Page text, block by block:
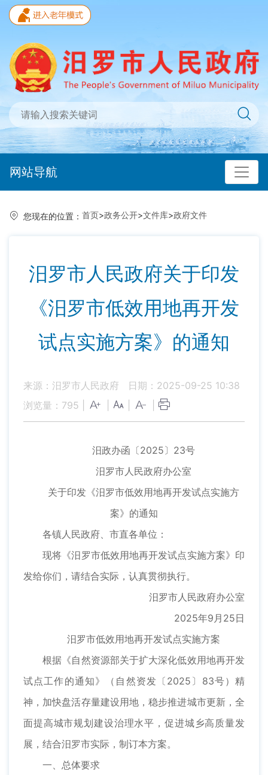
网站导航
您现在的位置： 首页>政务公开>文件库>政府文件
汨罗市人民政府关于印发
《汨罗市低效用地再开发
试点实施方案》的通知
来源：汨罗市人民政府
日期：2025-09-25 10:38
浏览量： 795
汨政办函〔2025〕23号
汨罗市人民政府办公室
关于印发《汨罗市低效用地再开发试点实施方
案》的通知
各镇人民政府、市直各单位：
现将《汨罗市低效用地再开发试点实施方案》印
发给你们，请结合实际，认真贯彻执行。
汨罗市人民政府办公室
2025年9月25日
汨罗市低效用地再开发试点实施方案
根据《自然资源部关于扩大深化低效用地再开发
试点工作的通知》（自然资发〔2025〕83号）精
神，加快盘活存量建设用地，稳步推进城市更新，全
面提高城市规划建设治理水平，促进城乡高质量发
展，结合汨罗市实际，制订本方案。
一、总体要求